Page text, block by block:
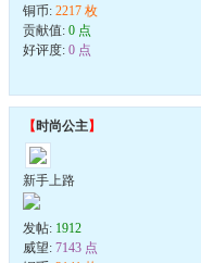
铜币: 2217 枚
贡献值: 0 点
好评度: 0 点
【时尚公主】
新手上路
发帖: 1912
威望: 7143 点